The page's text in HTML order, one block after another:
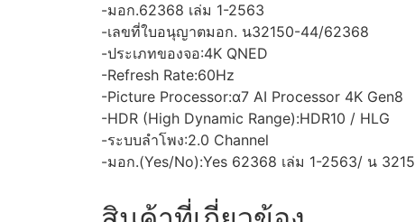
-มอก.62368 เล่ม 1-2563
-เลขที่ใบอนุญาตมอก. น32150-44/62368
-ประเภทของจอ:4K QNED
-Refresh Rate:60Hz
-Picture Processor:α7 AI Processor 4K Gen8
-HDR (High Dynamic Range):HDR10 / HLG
-ระบบลำโพง:2.0 Channel
-มอก.(Yes/No):Yes 62368 เล่ม 1-2563/ น 3215